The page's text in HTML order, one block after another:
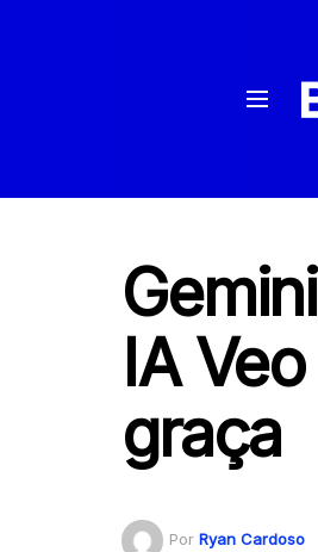
IA
graça
Por Ryan Cardoso